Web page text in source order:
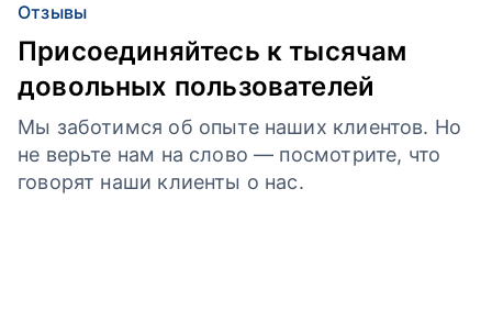
Отзывы
Присоединяйтесь к тысячам
довольных пользователей
Мы заботимся об опыте наших клиентов. Но
не верьте нам на слово — посмотрите, что
говорят наши клиенты о нас.